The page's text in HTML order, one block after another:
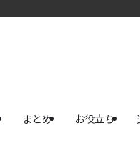
まとめ お役立ち